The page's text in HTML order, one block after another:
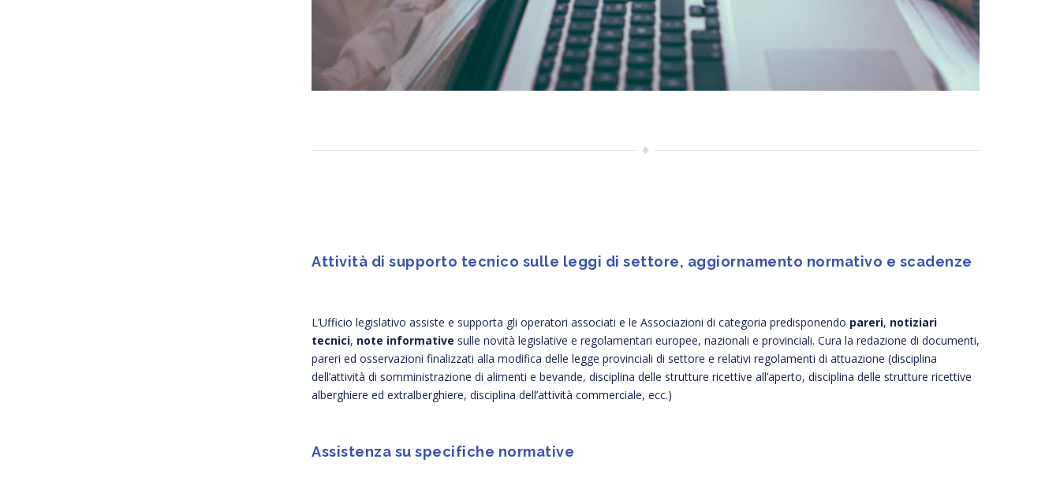
Attività di supporto tecnico sulle leggi di settore, aggiornamento normativo e scadenze
L’Ufficio legislativo assiste e supporta gli operatori associati e le Associazioni di categoria predisponendo pareri, notiziari
tecnici, note informative sulle novità legislative e regolamentari europee, nazionali e provinciali. Cura la redazione di documenti,
pareri ed osservazioni finalizzati alla modifica delle legge provinciali di settore e relativi regolamenti di attuazione (disciplina
dell’attività di somministrazione di alimenti e bevande, disciplina delle strutture ricettive all’aperto, disciplina delle strutture ricettive
alberghiere ed extralberghiere, disciplina dell’attività commerciale, ecc.)
Assistenza su specifiche normative